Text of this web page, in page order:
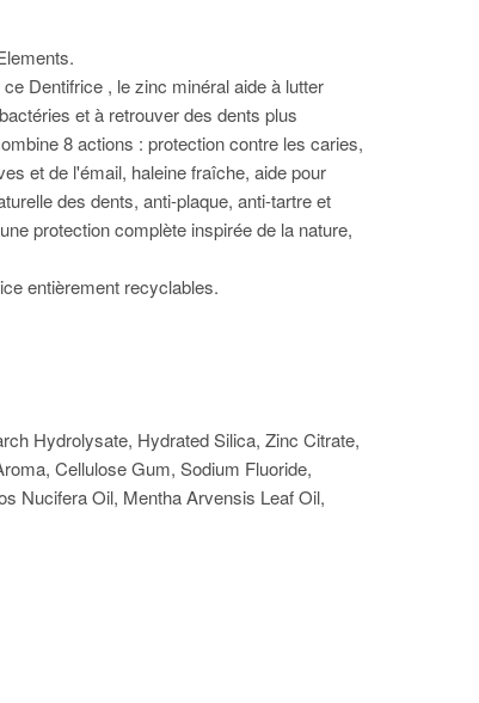
Dentifrice , le zinc minéral aide à lutter
et à retrouver des dents plus
8 actions : protection contre les caries,
et de l'émail, haleine fraîche, aide pour
des dents, anti-plaque, anti-tartre et
protection complète inspirée de la nature,
entièrement recyclables.
Hydrolysate, Hydrated Silica, Zinc Citrate,
Cellulose Gum, Sodium Fluoride,
Nucifera Oil, Mentha Arvensis Leaf Oil,